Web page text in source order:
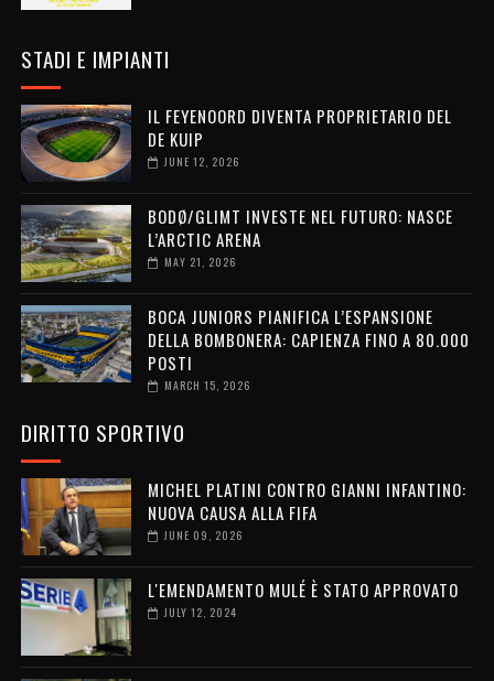
STADI E IMPIANTI
IL FEYENOORD DIVENTA PROPRIETARIO DEL
DE KUIP
JUNE 12, 2026
BODØ/GLIMT INVESTE NEL FUTURO: NASCE
L’ARCTIC ARENA
MAY 21, 2026
BOCA JUNIORS PIANIFICA L’ESPANSIONE
DELLA BOMBONERA: CAPIENZA FINO A 80.000
POSTI
MARCH 15, 2026
DIRITTO SPORTIVO
MICHEL PLATINI CONTRO GIANNI INFANTINO:
NUOVA CAUSA ALLA FIFA
JUNE 09, 2026
L'EMENDAMENTO MULÉ È STATO APPROVATO
JULY 12, 2024